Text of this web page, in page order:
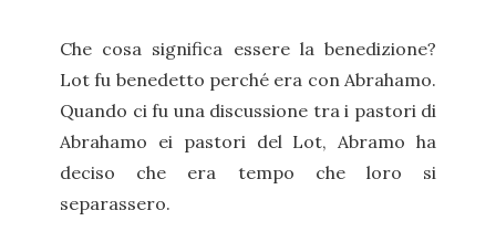
Che cosa significa essere la benedizione?
Lot fu benedetto perché era con Abrahamo.
Quando ci fu una discussione tra i pastori di
Abrahamo ei pastori del Lot, Abramo ha
deciso che era tempo che loro si
separassero.